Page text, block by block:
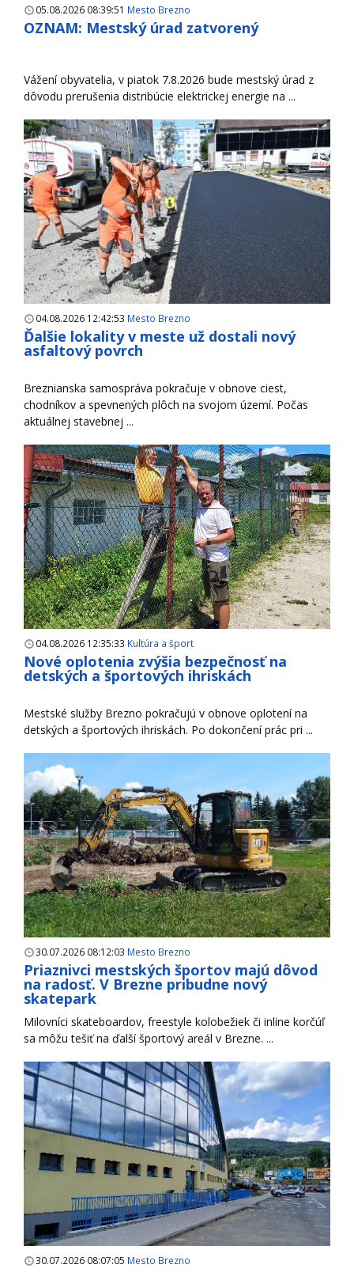
05.08.2026 08:39:51 Mesto Brezno
OZNAM: Mestský úrad zatvorený
Vážení obyvatelia, v piatok 7.8.2026 bude mestský úrad z
dôvodu prerušenia distribúcie elektrickej energie na ...
04.08.2026 12:42:53 Mesto Brezno
Ďalšie lokality v meste už dostali nový
asfaltový povrch
Breznianska samospráva pokračuje v obnove ciest,
chodníkov a spevnených plôch na svojom území. Počas
aktuálnej stavebnej ...
04.08.2026 12:35:33 Kultúra a šport
Nové oplotenia zvýšia bezpečnosť na
detských a športových ihriskách
Mestské služby Brezno pokračujú v obnove oplotení na
detských a športových ihriskách. Po dokončení prác pri ...
30.07.2026 08:12:03 Mesto Brezno
Priaznivci mestských športov majú dôvod
na radosť. V Brezne pribudne nový
skatepark
Milovníci skateboardov, freestyle kolobežiek či inline korčúľ
sa môžu tešiť na ďalší športový areál v Brezne. ...
30.07.2026 08:07:05 Mesto Brezno